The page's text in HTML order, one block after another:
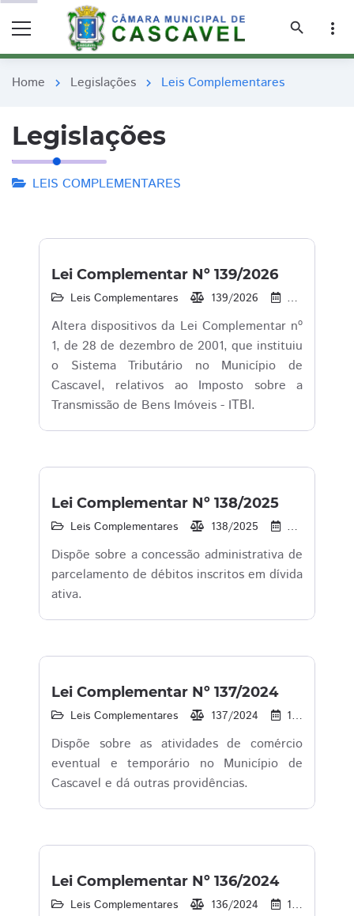
search
more_vert
Home chevron_right Legislações chevron_right Leis Complementares
Legislações
LEIS COMPLEMENTARES
Lei Complementar Nº 139/2026
Leis Complementares 139/2026 25/02/2026
Altera dispositivos da Lei Complementar nº
1, de 28 de dezembro de 2001, que instituiu
o Sistema Tributário no Município de
Cascavel, relativos ao Imposto sobre a
Transmissão de Bens Imóveis - IТВІ.
Lei Complementar Nº 138/2025
Leis Complementares 138/2025 28/02/2025
Dispõe sobre a concessão administrativa de
parcelamento de débitos inscritos em dívida
ativa.
Lei Complementar Nº 137/2024
Leis Complementares 137/2024 11/09/2024
Dispõe sobre as atividades de comércio
eventual e temporário no Município de
Cascavel e dá outras providências.
Lei Complementar Nº 136/2024
Leis Complementares 136/2024 18/04/2024